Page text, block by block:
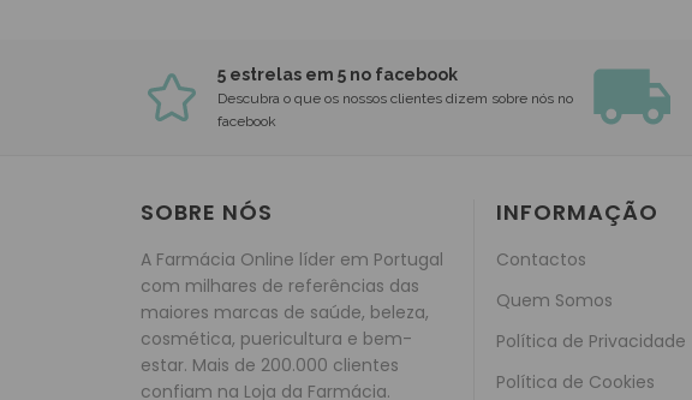
5 estrelas em 5 no facebook
Descubra o que os nossos clientes dizem sobre nós no
facebook
SOBRE NÓS
A Farmácia Online líder em Portugal
com milhares de referências das
maiores marcas de saúde, beleza,
cosmética, puericultura e bem-
estar. Mais de 200.000 clientes
confiam na Loja da Farmácia.
INFORMAÇÃO
Contactos
Quem Somos
Política de Privacidade
Política de Cookies